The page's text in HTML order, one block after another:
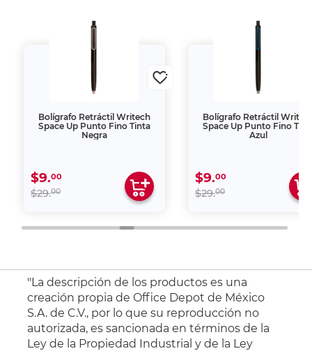
Bolígrafo Retráctil Writech
Space Up Punto Fino Tinta
Negra
$9.00
$29.00
Bolígrafo Retráctil
Space Up Punto Fino
Azul
$9.00
$29.00
"La descripción de los productos es una
creación propia de Office Depot de México
S.A. de C.V., por lo que su reproducción no
autorizada, es sancionada en términos de la
Ley de la Propiedad Industrial y de la Ley